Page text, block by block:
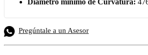
Diámetro mínimo de Curvatura:
Pregúntale a un Asesor